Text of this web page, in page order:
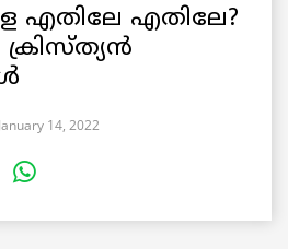
എതിലേ?
ക്രിസ്ത്യൻ
January 14, 2022